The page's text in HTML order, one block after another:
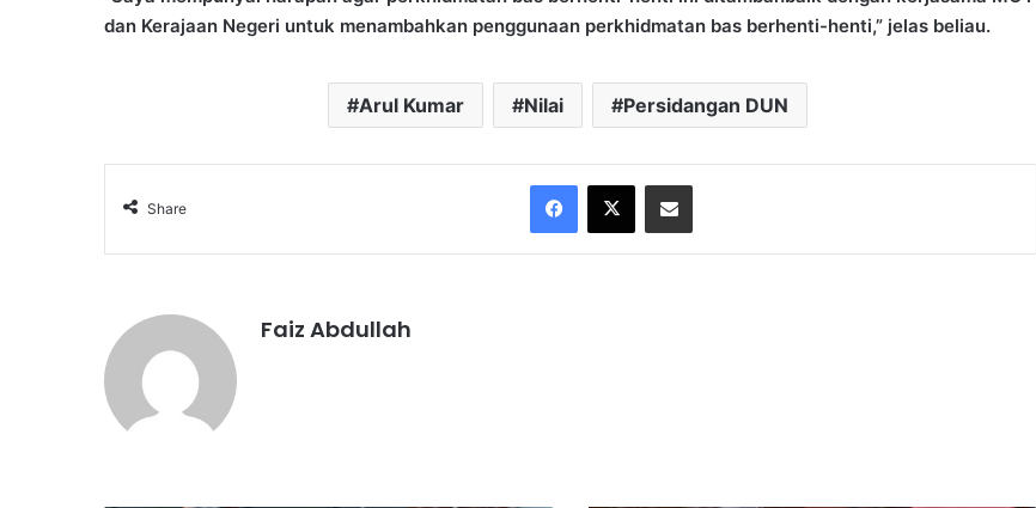
dan Kerajaan Negeri untuk menambahkan penggunaan perkhidmatan bas berhenti-henti,” jelas beliau.
Arul Kumar Nilai Persidangan DUN
Share
Faiz Abdullah